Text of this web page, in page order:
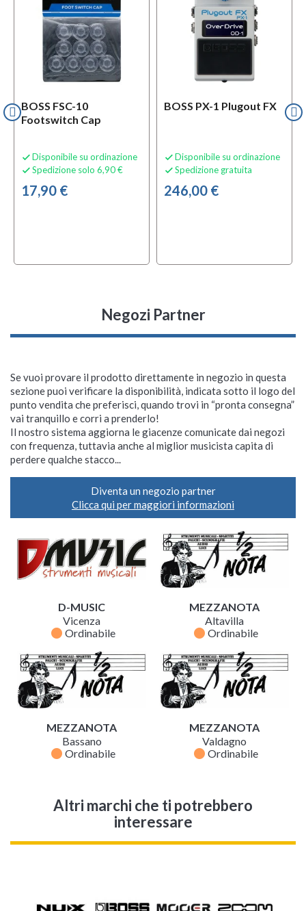
BOSS FSC-10
Footswitch Cap
 Disponibile su ordinazione
 Spedizione solo 6,90 €
17,90 €
BOSS PX-1 Plugout FX
 Disponibile su ordinazione
 Spedizione gratuita
246,00 €
Negozi Partner
Se vuoi provare il prodotto direttamente in negozio in questa
sezione puoi verificare la disponibilità, indicata sotto il logo del
punto vendita che preferisci, quando trovi in “pronta consegna”
vai tranquillo e corri a prenderlo!
Il nostro sistema aggiorna le giacenze comunicate dai negozi
con frequenza, tuttavia anche al miglior musicista capita di
perdere qualche stacco...
Diventa un negozio partner
Clicca qui per maggiori informazioni
D-MUSIC
Vicenza
fiber_manual_record Ordinabile
MEZZANOTA
Altavilla
fiber_manual_record Ordinabile
MEZZANOTA
Bassano
fiber_manual_record Ordinabile
MEZZANOTA
Valdagno
fiber_manual_record Ordinabile
Altri marchi che ti potrebbero
interessare